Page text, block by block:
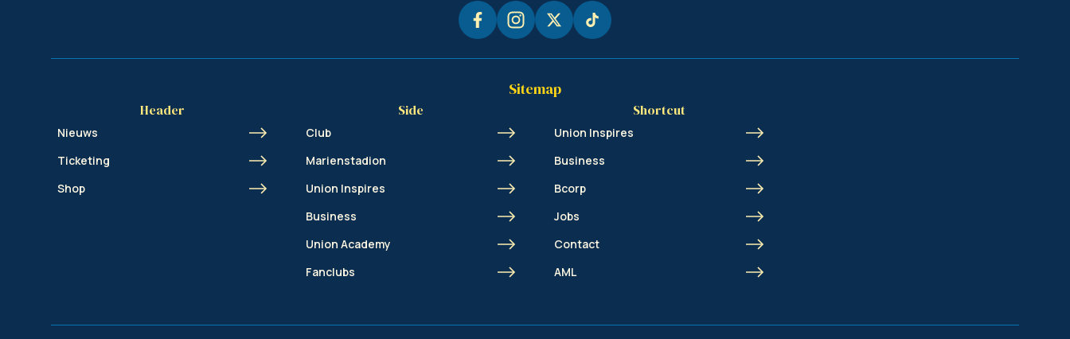
Sitemap
Header
Nieuws
Ticketing
Shop
Side
Club
Marienstadion
Union Inspires
Business
Union Academy
Fanclubs
Shortcut
Union Inspires
Business
Bcorp
Jobs
Contact
AML